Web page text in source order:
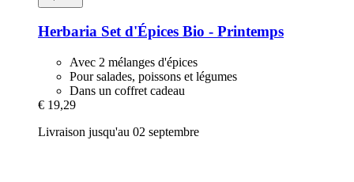
Herbaria Set d'Épices Bio -​ Printemps
Avec 2 mélanges d'épices
Pour salades, poissons et légumes
Dans un coffret cadeau
€ 19,29
Livraison jusqu'au 02 septembre